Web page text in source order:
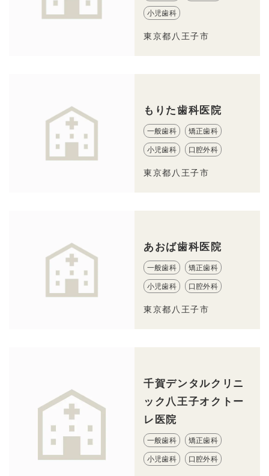
小児歯科
東京都八王子市
もりた歯科医院
一般歯科 矯正歯科
小児歯科 口腔外科
東京都八王子市
あおば歯科医院
一般歯科 矯正歯科
小児歯科 口腔外科
東京都八王子市
千賀デンタルクリニ
ック八王子オクトー
レ医院
一般歯科 矯正歯科
小児歯科 口腔外科